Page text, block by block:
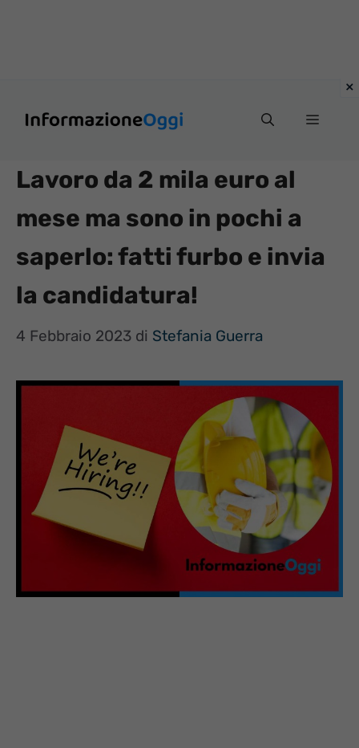
Menu
Lavoro da 2 mila euro al
mese ma sono in pochi a
saperlo: fatti furbo e invia
la candidatura!
4 Febbraio 2023 di Stefania Guerra